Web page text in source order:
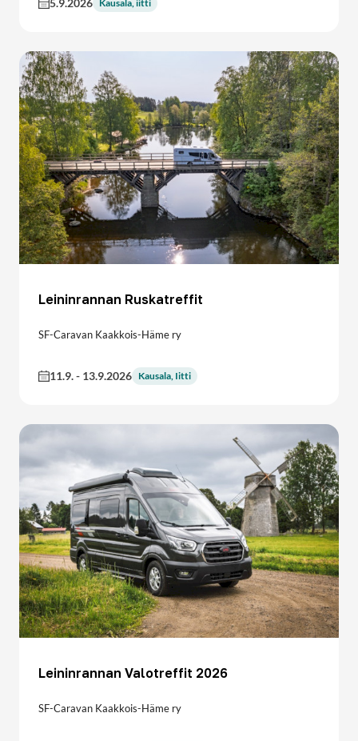
5.9.2026 Kausala, iitti
Leininrannan Ruskatreffit
SF-Caravan Kaakkois-Häme ry
11.9.- 13.9.2026 Kausala, Iitti
Leininrannan Valotreffit 2026
SF-Caravan Kaakkois-Häme ry